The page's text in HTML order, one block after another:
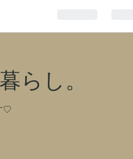
らし。
♡